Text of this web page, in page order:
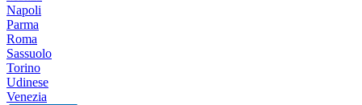
Napoli
Parma
Roma
Sassuolo
Torino
Udinese
Venezia